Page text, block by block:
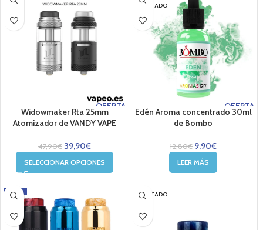
OFERTA
Widowmaker Rta 25mm
Atomizador de VANDY VAPE
47,90€ 39,90€
SELECCIONAR OPCIONES
AGOTADO
OFERTA
Edén Aroma concentrado 30ml
de Bombo
12,80€ 9,90€
LEER MÁS
-29% AGOTADO